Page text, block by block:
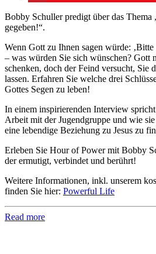
Bobby Schuller predigt über das
gegeben!“.
Wenn Gott zu Ihnen sagen würde:
– was würden Sie sich wünschen? Gott
schenken, doch der Feind versucht, Sie
lassen. Erfahren Sie welche drei
Gottes Segen zu leben!
In einem inspirierenden Interview
Arbeit mit der Jugendgruppe und wie
eine lebendige Beziehung zu Jesus zu
Erleben Sie Hour of Power mit Bobby
der ermutigt, verbindet und berührt!
Weitere Informationen, inkl. unserem
finden Sie hier: Powerful Life
Read more